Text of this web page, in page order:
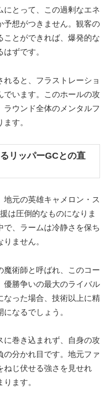
にとって、この過剰なエネ
予想がつきません。観客の
ことができれば、爆発的な
ずです。
ると、フラストレーショ
でいます。このホールの攻
ウンド全体のメンタルフ
す。
リッパーGCとの直
地元の英雄キャメロン・ス
は圧倒的なものになりま
、ラームは冷静さを保ち
ません。
魔術師と呼ばれ、このコー
優勝争いの最大のライバル
なった場合、技術以上に精
なるでしょう。
に巻き込まれず、自身の攻
の分かれ目です。地元ファ
ねじ伏せる強さを見せれ
ます。